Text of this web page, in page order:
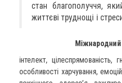
стан благополуччя,
життєві труднощі і
Міжнародний
інтелект, цілеспрямованість,
особливості харчування,